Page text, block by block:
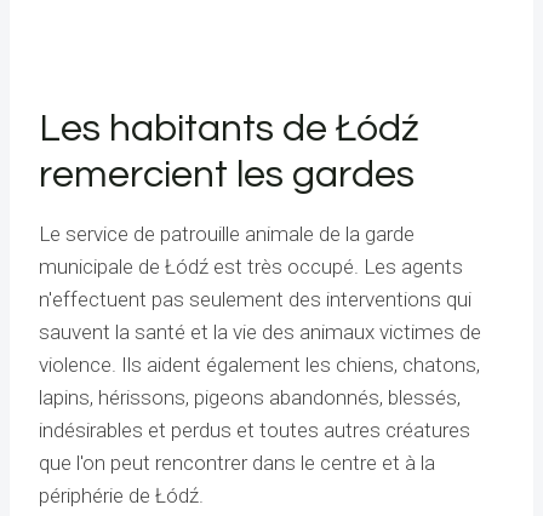
Les habitants de Łódź
remercient les gardes
Le service de patrouille animale de la garde
municipale de Łódź est très occupé. Les agents
n'effectuent pas seulement des interventions qui
sauvent la santé et la vie des animaux victimes de
violence. Ils aident également les chiens, chatons,
lapins, hérissons, pigeons abandonnés, blessés,
indésirables et perdus et toutes autres créatures
que l'on peut rencontrer dans le centre et à la
périphérie de Łódź.